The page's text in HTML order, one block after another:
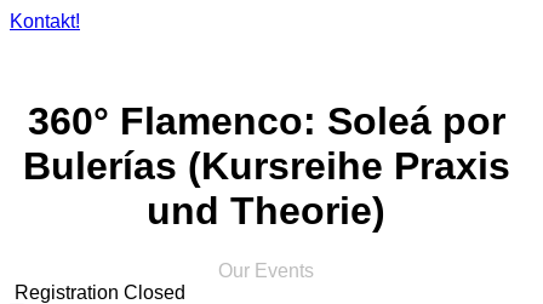
Kontakt!
360° Flamenco: Soleá por
Bulerías (Kursreihe Praxis
und Theorie)
Our Events
Registration Closed